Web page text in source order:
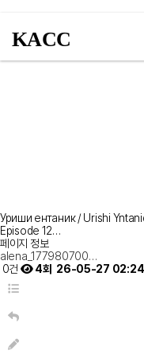
KACC
Уриши ентаник / Urishi
Episode 12…
페이지 정보
alena_177980700…
0건
4회 26-05-27 02:24